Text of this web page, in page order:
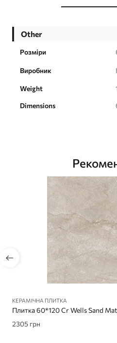
Other
Розміри
Виробник
Weight
Dimensions
КЕРАМІЧНА ПЛИТКА
Плитка 60*120 Cr Wells Sand
2305 грн